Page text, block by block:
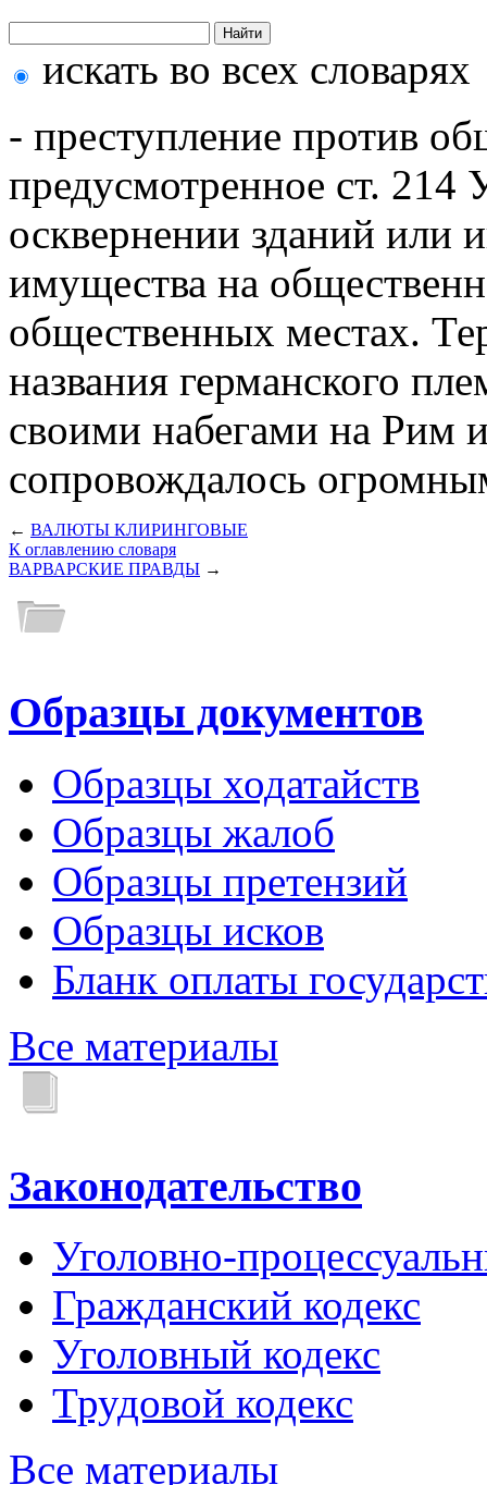
искать во всех словарях
- преступление против
предусмотренное ст.
осквернении зданий или
имущества на
общественных местах.
названия германского
своими набегами на Рим
сопровождалось
← ВАЛЮТЫ КЛИРИНГОВЫЕ
К оглавлению словаря
ВАРВАРСКИЕ ПРАВДЫ →
Образцы документов
Образцы ходатайств
Образцы жалоб
Образцы претензий
Образцы исков
Бланк оплаты
Все материалы
Законодательство
Уголовно-
Гражданский кодекс
Уголовный кодекс
Трудовой кодекс
Все материалы